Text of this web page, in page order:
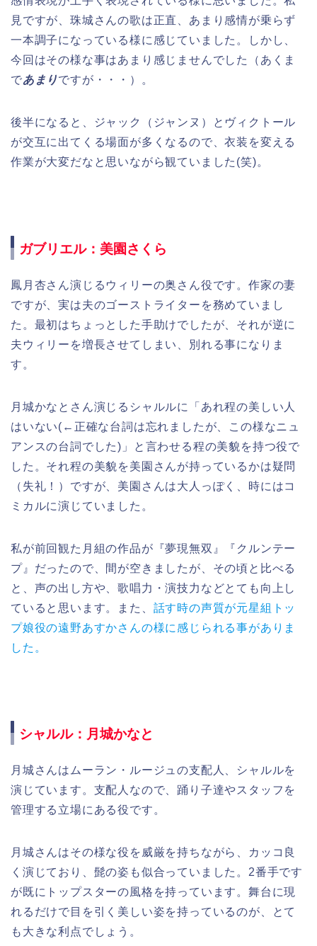
見ですが、珠城さんの歌は正直、あまり感情が乗らず
一本調子になっている様に感じていました。しかし、
今回はその様な事はあまり感じませんでした（あくま
であまりですが・・・）。
後半になると、ジャック（ジャンヌ）とヴィクトール
が交互に出てくる場面が多くなるので、衣装を変える
作業が大変だなと思いながら観ていました(笑)。
ガブリエル：美園さくら
鳳月杏さん演じるウィリーの奥さん役です。作家の妻
ですが、実は夫のゴーストライターを務めていまし
た。最初はちょっとした手助けでしたが、それが逆に
夫ウィリーを増長させてしまい、別れる事になりま
す。
月城かなとさん演じるシャルルに「あれ程の美しい人
はいない(←正確な台詞は忘れましたが、この様なニュ
アンスの台詞でした)」と言わせる程の美貌を持つ役で
した。それ程の美貌を美園さんが持っているかは疑問
（失礼！）ですが、美園さんは大人っぽく、時にはコ
ミカルに演じていました。
私が前回観た月組の作品が『夢現無双』『クルンテー
プ』だったので、間が空きましたが、その頃と比べる
と、声の出し方や、歌唱力・演技力などとても向上し
ていると思います。また、 話す時の声質が元星組トッ
プ娘役の遠野あすかさんの様に感じられる事がありま
した。
シャルル：月城かなと
月城さんはムーラン・ルージュの支配人、シャルルを
演じています。支配人なので、踊り子達やスタッフを
管理する立場にある役です。
月城さんはその様な役を威厳を持ちながら、カッコ良
く演じており、髭の姿も似合っていました。2番手です
が既にトップスターの風格を持っています。舞台に現
れるだけで目を引く美しい姿を持っているのが、とて
も大きな利点でしょう。